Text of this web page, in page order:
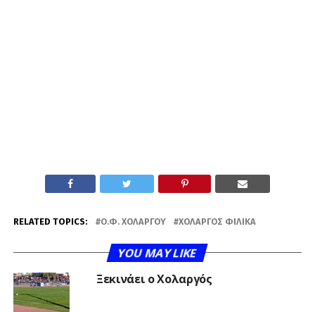
RELATED TOPICS: Ο.Φ. ΧΟΛΑΡΓΟΎ ΧΟΛΑΡΓΌΣ ΦΙΛΙΚΆ
YOU MAY LIKE
Ξεκινάει ο Χολαργός